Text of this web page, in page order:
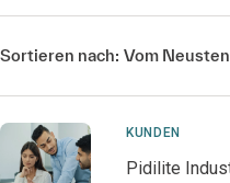
Sortieren nach: Vom
KUNDEN
Pidilite